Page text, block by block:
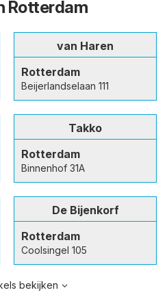
Rotterdam
van Haren
Rotterdam
Beijerlandselaan 111
Takko
Rotterdam
Binnenhof 31A
De Bijenkorf
Rotterdam
Coolsingel 105
bekijken